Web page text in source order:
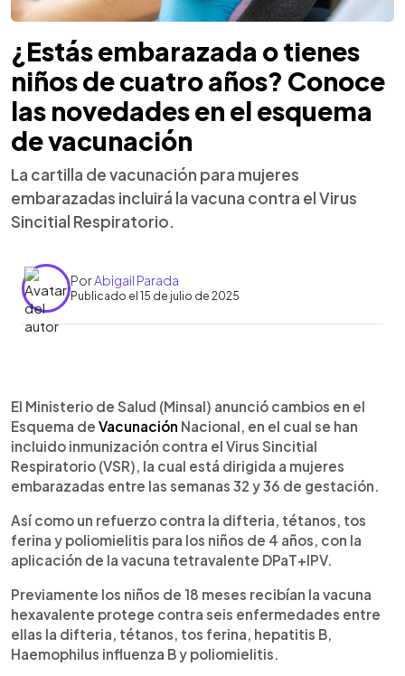
¿Estás embarazada o tienes
niños de cuatro años? Conoce
las novedades en el esquema
de vacunación
La cartilla de vacunación para mujeres
embarazadas incluirá la vacuna contra el Virus
Sincitial Respiratorio.
PorAbigail Parada
Publicado el 15 de julio de 2025
Escuchar artículo
El Ministerio de Salud (Minsal) anunció cambios en el
Esquema de Vacunación Nacional, en el cual se han
incluido inmunización contra el Virus Sincitial
Respiratorio (VSR), la cual está dirigida a mujeres
embarazadas entre las semanas 32 y 36 de gestación.
Así como un refuerzo contra la difteria, tétanos, tos
ferina y poliomielitis para los niños de 4 años, con la
aplicación de la vacuna tetravalente DPaT+IPV.
Previamente los niños de 18 meses recibían la vacuna
hexavalente protege contra seis enfermedades entre
ellas la difteria, tétanos, tos ferina, hepatitis B,
Haemophilus influenza B y poliomielitis.